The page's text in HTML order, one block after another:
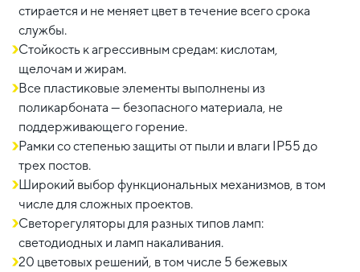
стирается и не меняет цвет в течение всего срока
службы.
Стойкость к агрессивным средам: кислотам,
щелочам и жирам.
Все пластиковые элементы выполнены из
поликарбоната — безопасного материала, не
поддерживающего горение.
Рамки со степенью защиты от пыли и влаги IP55 до
трех постов.
Широкий выбор функциональных механизмов, в том
числе для сложных проектов.
Светорегуляторы для разных типов ламп:
светодиодных и ламп накаливания.
20 цветовых решений, в том числе 5 бежевых